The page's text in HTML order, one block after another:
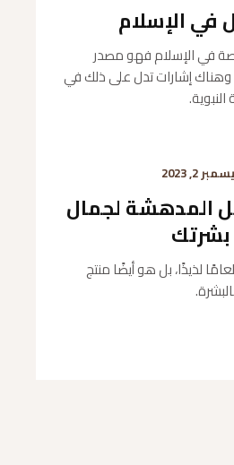
في الإسلام
في الإسلام فهو مصدر
وهناك إشارات تدل على ذلك في
2, 2023
المدهشة لجمال
بشرتك
لذيذًا، بل هو أيضًا منتج